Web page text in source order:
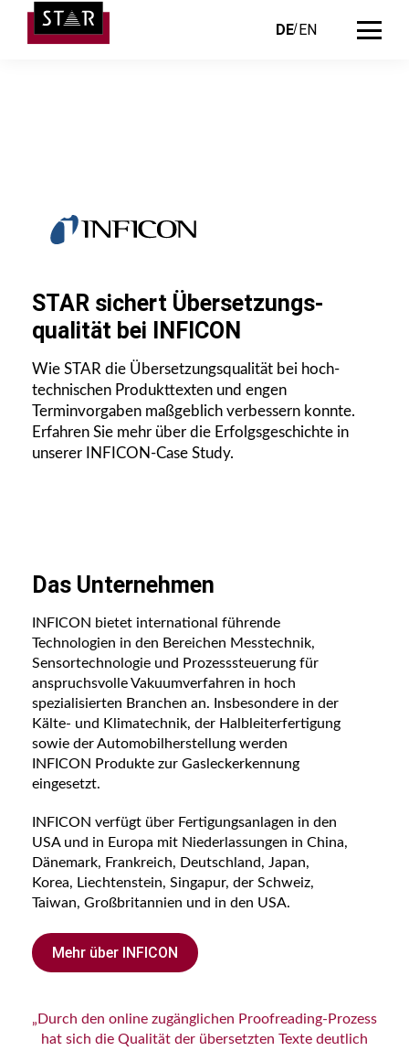
DE EN
STAR sichert Übersetzungs­
qualität bei INFICON
Wie STAR die Übersetzungsqualität bei hoch­
technischen Produkttexten und engen
Terminvorgaben maßgeblich verbessern konnte.
Erfahren Sie mehr über die Erfolgsgeschichte in
unserer INFICON-Case Study.
Das Unternehmen
INFICON bietet international führende
Technologien in den Bereichen Messtechnik,
Sensortechnologie und Prozesssteuerung für
anspruchsvolle Vakuumverfahren in hoch
spezialisierten Branchen an. Insbesondere in der
Kälte- und Klimatechnik, der Halbleiterfertigung
sowie der Automobilherstellung werden
INFICON Produkte zur Gasleckerkennung
eingesetzt.
INFICON verfügt über Fertigungsanlagen in den
USA und in Europa mit Niederlassungen in China,
Dänemark, Frankreich, Deutschland, Japan,
Korea, Liechtenstein, Singapur, der Schweiz,
Taiwan, Großbritannien und in den USA.
Mehr über INFICON
„Durch den online zugänglichen Proofreading-Prozess
hat sich die Qualität der übersetzten Texte deutlich